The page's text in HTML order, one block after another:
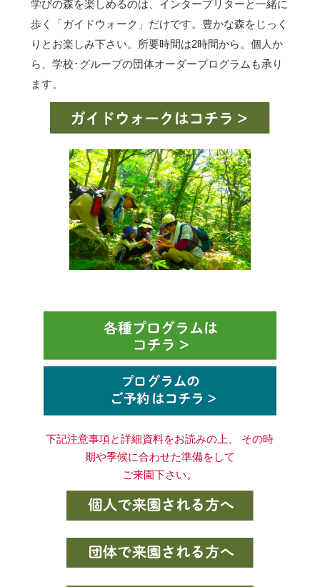
学びの森を楽しめるのは、インタープリターと一緒に
歩く「ガイドウォーク」だけです。豊かな森をじっく
りとお楽しみ下さい。所要時間は2時間から。個人か
ら、学校･グループの団体オーダープログラムも承り
ます。
下記注意事項と詳細資料をお読みの上、 その時
期や季候に合わせた準備をして
ご来園下さい。